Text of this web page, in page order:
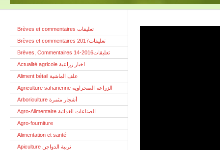
Brèves et commentaires تعليقات
Brèves et commentaires تعليقات2017
Brèves, Commentaires تعليقات2016-14
Actualité agricole اخبار زراعية
Aliment bétail علف الماشية
Agriculture saharienne الزراعة الصحراوية
Arboriculture أشجار مثمرة
Agro-Alimentaire الصناعات الغذائية
Agro-fourniture
Alimentation et santé
Apiculture تربية الدواجن